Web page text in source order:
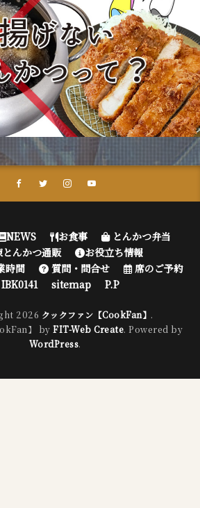
NEWS お食事
とんかつ弁当
とんかつ通販
お役立ち情報
時間
質問・問合せ
席のご予約
IBK0141
sitemap P.P
2026 クックファン【CookFan】 .
】 byFIT-Web Create. Powered by
WordPress.